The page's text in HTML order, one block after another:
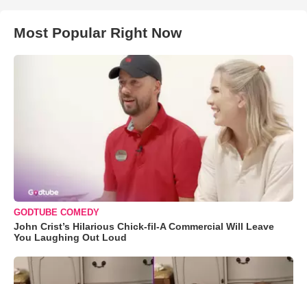
Most Popular Right Now
GODTUBE COMEDY
John Crist’s Hilarious Chick-fil-A Commercial Will Leave
You Laughing Out Loud